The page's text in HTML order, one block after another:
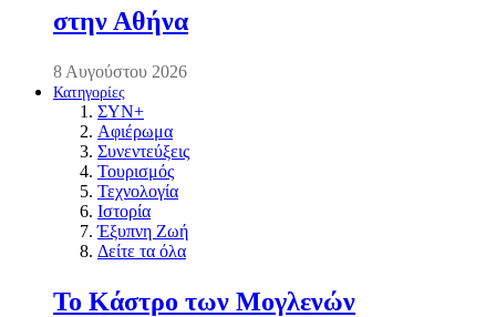
στην Αθήνα
8 Αυγούστου 2026
Κατηγορίες
ΣΥΝ+
Αφιέρωμα
Συνεντεύξεις
Τουρισμός
Τεχνολογία
Ιστορία
Έξυπνη Ζωή
Δείτε τα όλα
Το Κάστρο των Μογλενών